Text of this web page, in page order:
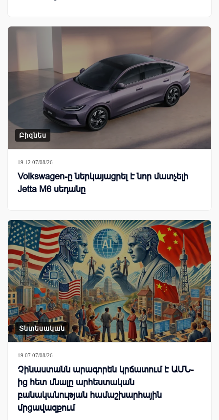
Բիզնես
19:12 07/08/26
Volkswagen-ը ներկայացրել է նոր մատչելի
Jetta M6 սեդանը
Տնտեսական
19:07 07/08/26
Չինաստանն արագորեն կրճատում է ԱՄՆ-
ից հետ մնալը արհեստական
բանականության համաշխարհային
մրցավազքում